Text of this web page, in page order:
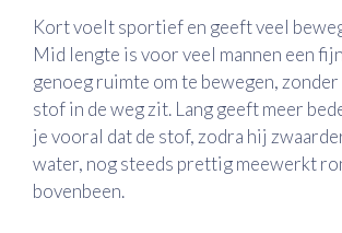
Kort voelt sportief en geeft veel
Mid lengte is voor veel mannen een
genoeg ruimte om te bewegen, zonder
stof in de weg zit. Lang geeft meer
je vooral dat de stof, zodra hij
water, nog steeds prettig meewerkt
bovenbeen.